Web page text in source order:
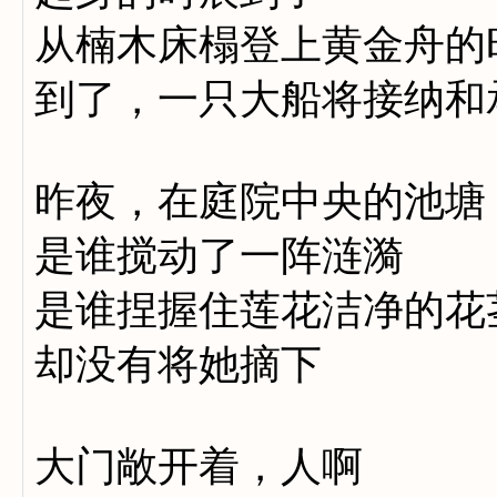
从楠木床榻登上黄金舟的
到了，一只大船将接纳
昨夜，在庭院中央的池塘
是谁搅动了一阵涟漪
是谁捏握住莲花洁净的花
却没有将她摘下
大门敞开着，人啊